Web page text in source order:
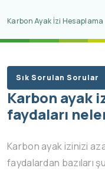
Karbon Ayak İzi Hesaplama
Sık Sorulan Sorular
Karbon ayak
faydaları
Karbon ayak izinizi
faydalardan bazıları